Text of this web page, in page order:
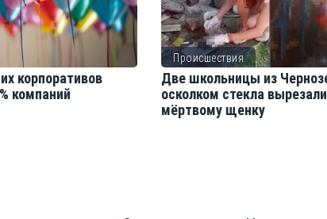
корпоративов
компаний
Происшествия
Две школьницы из
осколком стекла
мёртвому щенку